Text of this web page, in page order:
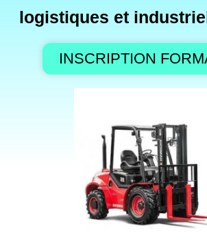
logistiques et
INSCRIPTION